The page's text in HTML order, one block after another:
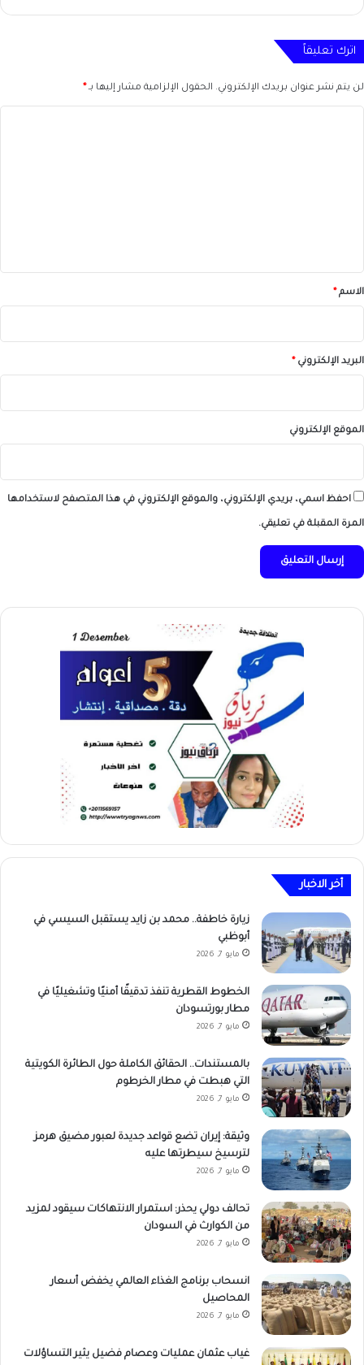
اترك تعليقاً
لن يتم نشر عنوان بريدك الإلكتروني. الحقول الإلزامية مشار إليها بـ*
*الاسم*
البريد الإلكتروني*
الموقع الإلكتروني
احفظ اسمي، بريدي الإلكتروني، والموقع الإلكتروني في هذا المتصفح لاستخدامها
المرة المقبلة في تعليقي.
أخر الاخبار
زيارة خاطفة.. محمد بن زايد يستقبل السيسي في
أبوظبي
مايو 7, 2026
الخطوط القطرية تنفذ تدقيقًا أمنيًا وتشغيليًا في
مطار بورتسودان
مايو 7, 2026
بالمستندات.. الحقائق الكاملة حول الطائرة الكويتية
التي هبطت في مطار الخرطوم
مايو 7, 2026
وثيقة: إيران تضع قواعد جديدة لعبور مضيق هرمز
لترسيخ سيطرتها عليه
مايو 7, 2026
تحالف دولي يحذر: استمرار الانتهاكات سيقود لمزيد
من الكوارث في السودان
مايو 7, 2026
انسحاب برنامج الغذاء العالمي يخفض أسعار
المحاصيل
مايو 7, 2026
غياب عثمان عمليات وعصام فضيل يثير التساؤلات